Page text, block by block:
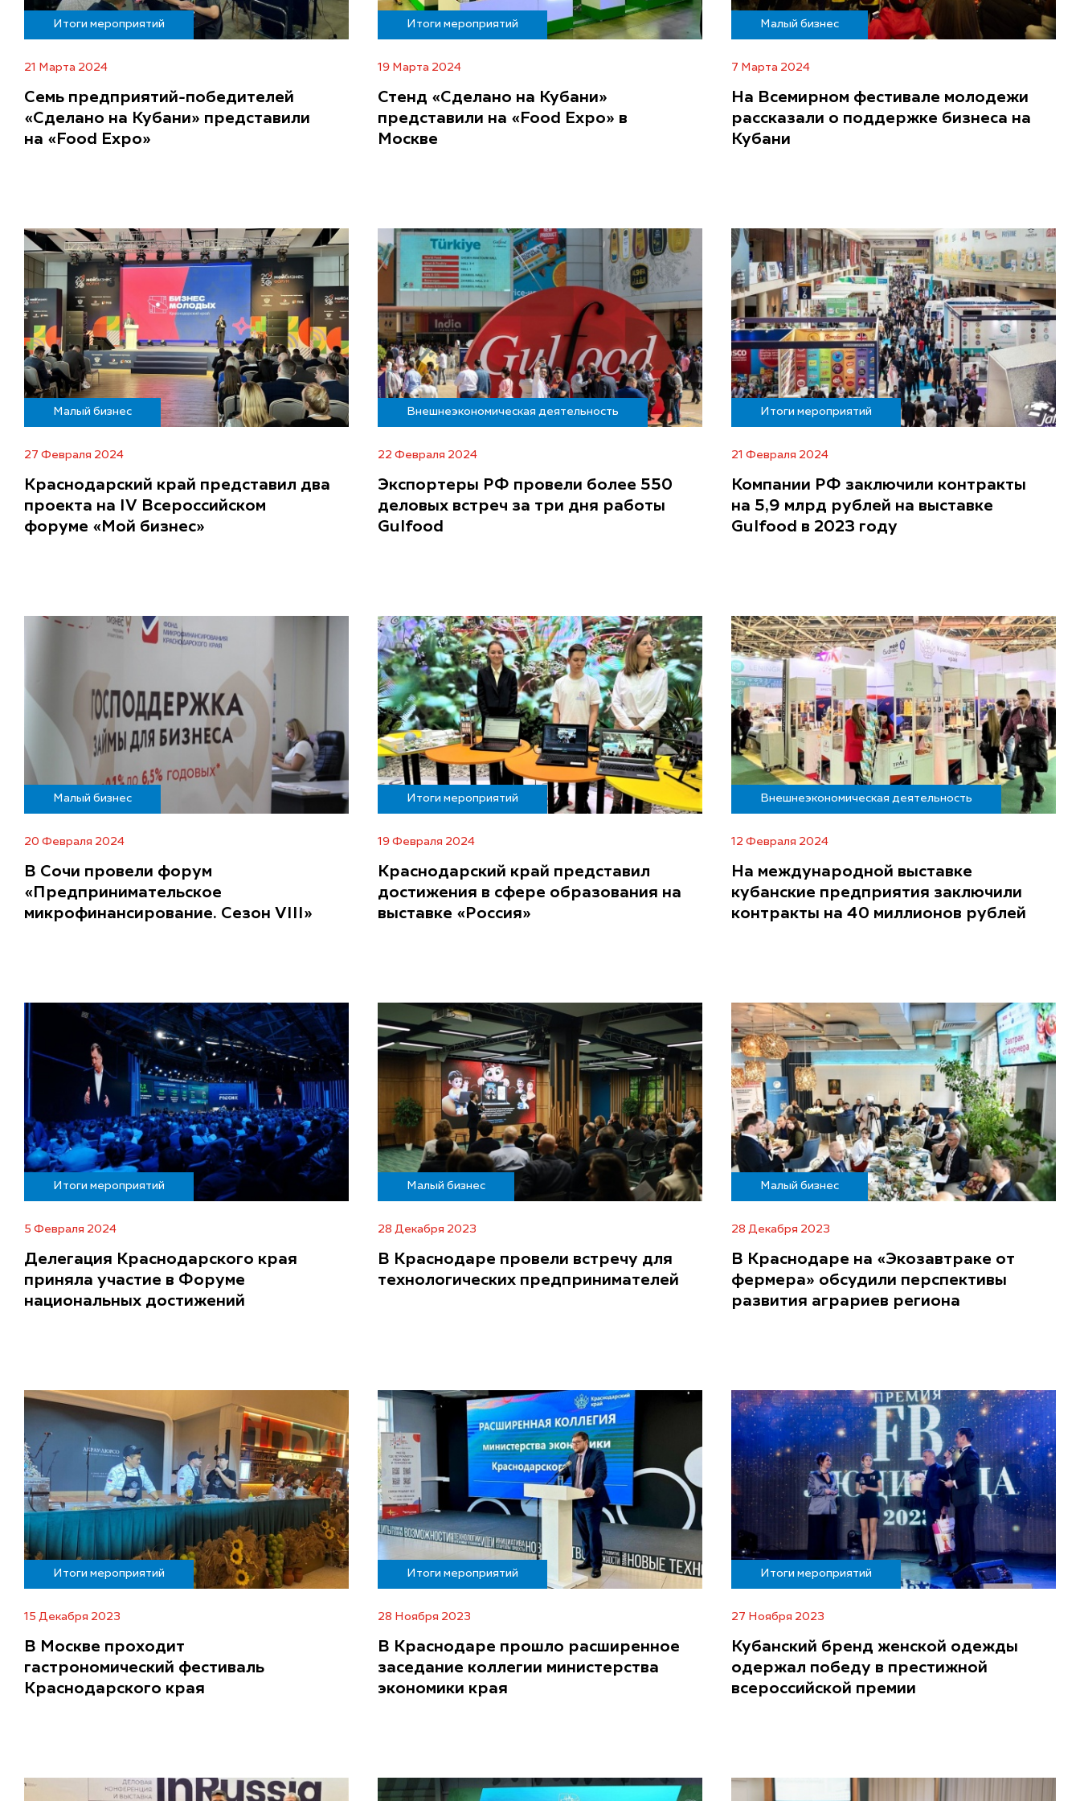
Итоги мероприятий
21 Марта 2024
Семь предприятий-победителей
«Сделано на Кубани» представили
на «Food Expo»
Итоги мероприятий
19 Марта 2024
Стенд «Сделано на Кубани»
представили на «Food Expo» в
Москве
Малый бизнес
7 Марта 2024
На Всемирном фестивале молодежи
рассказали о поддержке бизнеса на
Кубани
Малый бизнес
27 Февраля 2024
Краснодарский край представил два
проекта на IV Всероссийском
форуме «Мой бизнес»
Внешнеэкономическая деятельность
22 Февраля 2024
Экспортеры РФ провели более 550
деловых встреч за три дня работы
Gulfood
Итоги мероприятий
21 Февраля 2024
Компании РФ заключили контракты
на 5,9 млрд рублей на выставке
Gulfood в 2023 году
Малый бизнес
20 Февраля 2024
В Сочи провели форум
«Предпринимательское
микрофинансирование. Сезон VIII»
Итоги мероприятий
19 Февраля 2024
Краснодарский край представил
достижения в сфере образования на
выставке «Россия»
Внешнеэкономическая деятельность
12 Февраля 2024
На международной выставке
кубанские предприятия заключили
контракты на 40 миллионов рублей
Итоги мероприятий
5 Февраля 2024
Делегация Краснодарского края
приняла участие в Форуме
национальных достижений
Малый бизнес
28 Декабря 2023
В Краснодаре провели встречу для
технологических предпринимателей
Малый бизнес
28 Декабря 2023
В Краснодаре на «Экозавтраке от
фермера» обсудили перспективы
развития аграриев региона
Итоги мероприятий
15 Декабря 2023
В Москве проходит
гастрономический фестиваль
Краснодарского края
Итоги мероприятий
28 Ноября 2023
В Краснодаре прошло расширенное
заседание коллегии министерства
экономики края
Итоги мероприятий
27 Ноября 2023
Кубанский бренд женской одежды
одержал победу в престижной
всероссийской премии